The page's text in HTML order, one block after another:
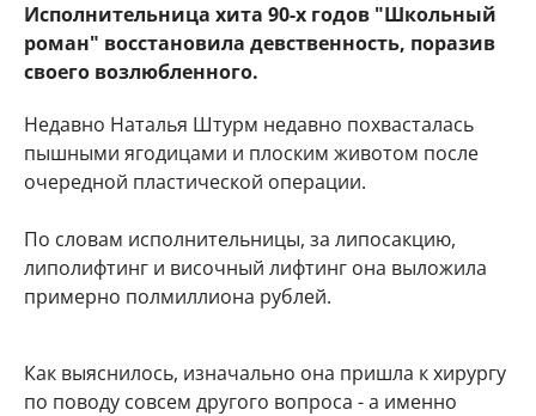
Исполнительница хита 90-х годов "Школьный
роман" восстановила девственность, поразив
своего возлюбленного.
Недавно Наталья Штурм недавно похвасталась
пышными ягодицами и плоским животом после
очередной пластической операции.
По словам исполнительницы, за липосакцию,
липолифтинг и височный лифтинг она выложила
примерно полмиллиона рублей.
Как выяснилось, изначально она пришла к хирургу
по поводу совсем другого вопроса - а именно